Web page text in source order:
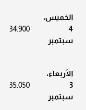
الخميس،
4
سبتمبر
34.900
الأربعاء،
3
سبتمبر
35.050